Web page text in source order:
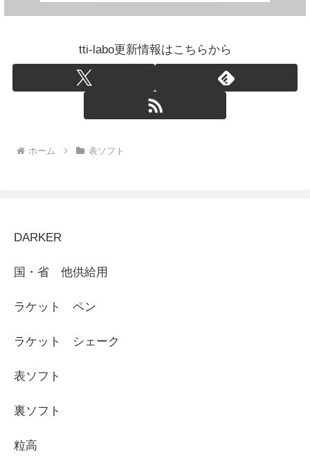
tti-labo更新情報はこちらから
ホーム 表ソフト
DARKER
国・省 他供給用
ラケット ペン
ラケット シェーク
表ソフト
裏ソフト
粒高